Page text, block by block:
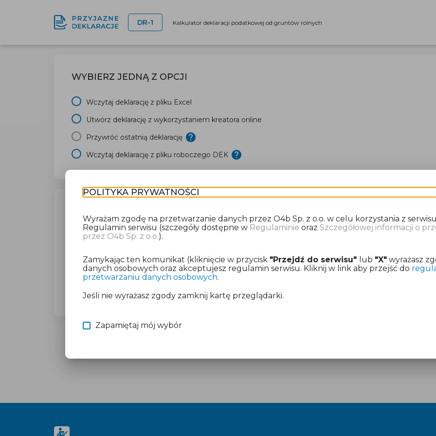
DR-1 Kalkulator deklaracji podatkowej od gruntów rolnych
WYBIERZ JEDNĄ Z OPCJI
Wczytaj deklarację z pliku Excel
Utwórz deklarację z wykorzystaniem kreatora online
Przywróć ostatnią deklarację
Wczytaj deklarację z pliku roboczego DEK
Dla wybranego miasta poprosimy Cię o dokonanie opłaty za przygotowanie deklaracji
Nie martw się o płatność, jeśli masz już aktywny dostęp.
Więcej informacji znajdziesz w dokumentach: Regulamin
POLITYKA PRYWATNOŚCI
Wyrażam zgodę na przetwarzanie danych przez O4b Sp. z o.o. w celu korzystania z
Regulamin serwisu (szczegóły dostępne w Regulaminie orazSzczegółowej informacji o
przez O4b Sp. z o.o.).
Zamykając ten komunikat (kliknięcie w przycisk "Przejdź do serwisu" lub "X" wyrażasz
danych osobowych oraz akceptujesz regulamin serwisu. Kliknij w link aby przejść do
przetwarzaniu danych osobowych.
Jeśli nie wyrażasz zgody zamknij kartę przeglądarki.
Zapamiętaj mój wybór